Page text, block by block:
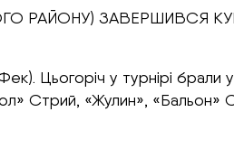
РАЙОНУ) ЗАВЕРШИВСЯ
Цьогоріч у турнірі брали
Стрий, «Жулин»,